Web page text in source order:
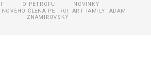
O PETROFU
NOVINKY
ČLENA PETROF ART FAMILY: ADAM
ZNAMIROVSKÝ